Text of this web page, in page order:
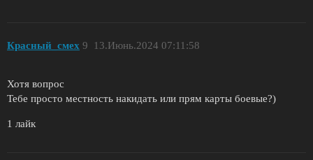
Красный_смех 13.Июнь.2024 07:11:58
9
Хотя вопрос
Тебе просто местность накидать или прям карты боевые?)
1 лайк